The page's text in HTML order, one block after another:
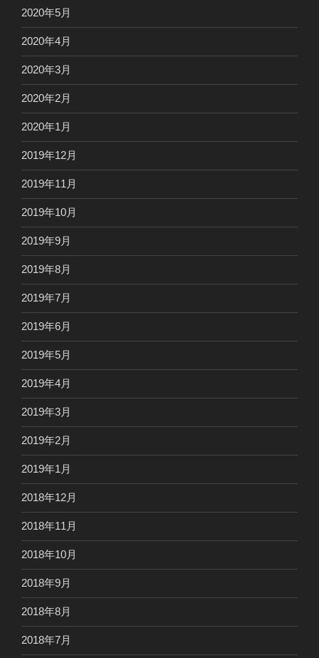
2020年5月
2020年4月
2020年3月
2020年2月
2020年1月
2019年12月
2019年11月
2019年10月
2019年9月
2019年8月
2019年7月
2019年6月
2019年5月
2019年4月
2019年3月
2019年2月
2019年1月
2018年12月
2018年11月
2018年10月
2018年9月
2018年8月
2018年7月